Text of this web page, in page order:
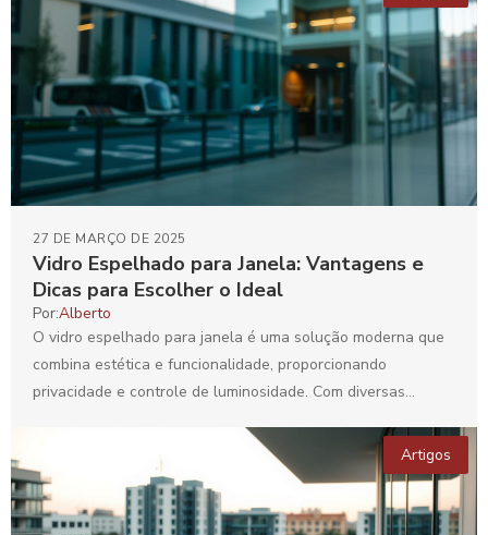
Vidro Espelhado para Janela: Vantagens e
Dicas para Escolher o Ideal
27 DE MARÇO DE 2025
Por:Alberto
O vidro espelhado para janela é uma solução moderna que
combina estética e funcionalidade, proporcionando
privacidade e controle de luminosidade. Com diversas
Artigos